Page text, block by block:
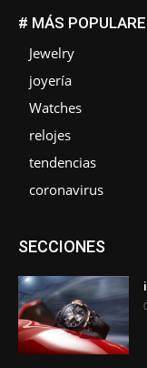
# MÁS
Jewelry
joyería
Watches
relojes
tendencias
coronavirus
SECCIONESAsociaciones
Novedades